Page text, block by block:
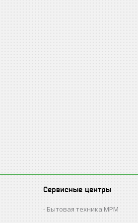
Сервисные центры
Бытовая техника MPM